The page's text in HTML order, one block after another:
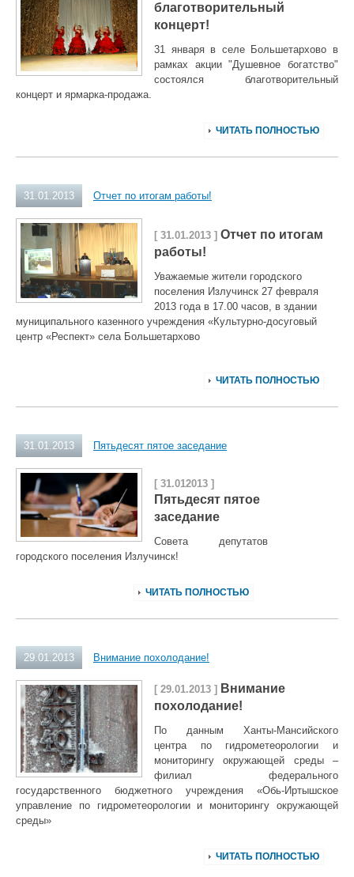
благотворительный
концерт!
31 января в селе Большетархово в
рамках акции "Душевное богатство"
состоялся благотворительный
концерт и ярмарка-продажа.
ЧИТАТЬ ПОЛНОСТЬЮ
31.01.2013 Отчет по итогам работы!
[ 31.01.2013 ] Отчет по итогам
работы!
Уважаемые жители городского
поселения Излучинск 27 февраля
2013 года в 17.00 часов, в здании
муниципального казенного учреждения «Культурно-досуговый
центр «Респект» села Большетархово
ЧИТАТЬ ПОЛНОСТЬЮ
31.01.2013 Пятьдесят пятое заседание
[ 31.012013 ]
Пятьдесят пятое
заседание
Совета депутатов
городского поселения Излучинск!
ЧИТАТЬ ПОЛНОСТЬЮ
29.01.2013 Внимание похолодание!
[ 29.01.2013 ] Внимание
похолодание!
По данным Ханты-Мансийского
центра по гидрометеорологии и
мониторингу окружающей среды –
филиал федерального
государственного бюджетного учреждения «Обь-Иртышское
управление по гидрометеорологии и мониторингу окружающей
среды»
ЧИТАТЬ ПОЛНОСТЬЮ